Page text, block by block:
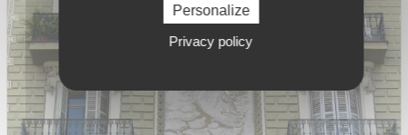
Personalize
Privacy policy